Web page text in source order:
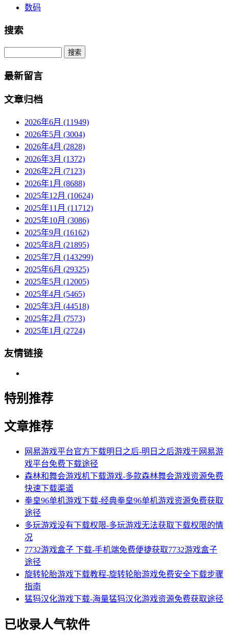
数码
搜索
Search
最新留言
文章归档
2026年6月 (11949)
2026年5月 (3004)
2026年4月 (2828)
2026年3月 (1372)
2026年2月 (7123)
2026年1月 (8688)
2025年12月 (10624)
2025年11月 (11712)
2025年10月 (3086)
2025年9月 (16162)
2025年8月 (21895)
2025年7月 (143299)
2025年6月 (29325)
2025年5月 (12005)
2025年4月 (5465)
2025年3月 (44518)
2025年2月 (7573)
2025年1月 (2724)
友情链接
特别推荐
文章推荐
网易游戏平台官方下载明日之后-明日之后游戏于网易游
戏平台免费下载途径
森林和舞会游戏机下载游戏-多款森林舞会游戏资源免费
快速下载渠道
拳皇96单机游戏下载-经典拳皇96单机游戏资源免费获取
途径
多玩游戏没有下载权限-多玩游戏无法获取下载权限的情
况
7732游戏盒子 下载-手机端免费便捷获取7732游戏盒子
途径
旋转轮胎游戏下载教程-旋转轮胎游戏免费安全下载步骤
指南
猛犸汉化游戏下载-海量猛犸汉化游戏资源免费获取途径
已收录人气软件